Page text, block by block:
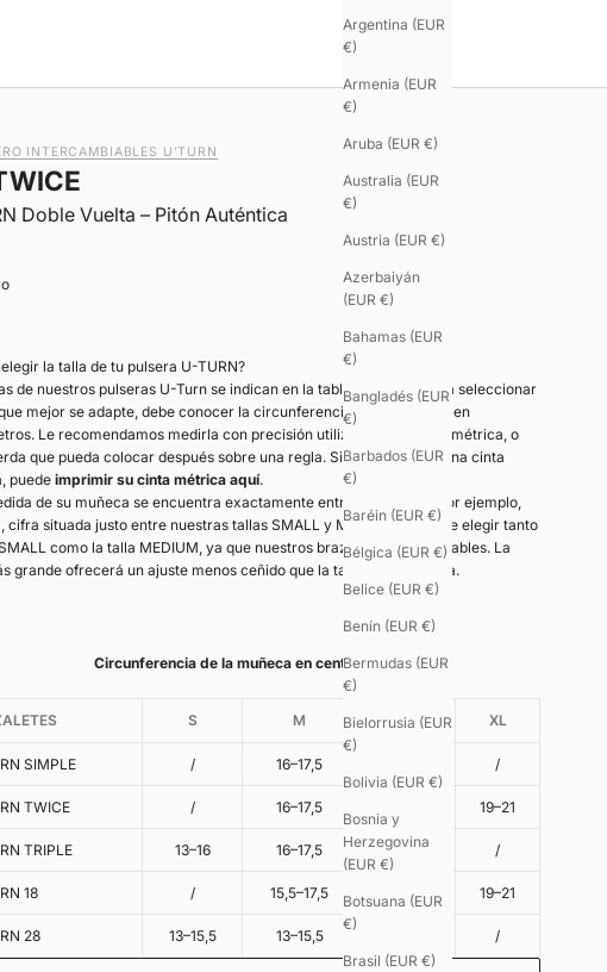
Argentina (EUR
€)
Armenia (EUR
€)
Aruba (EUR €)
Australia (EUR
€)
Austria (EUR €)
Azerbaiyán
(EUR €)
Bahamas (EUR
€)
Bangladés (EUR
€)
Barbados (EUR
€)
Baréin (EUR €)
Bélgica (EUR €)
Belice (EUR €)
Benín (EUR €)
Bermudas (EUR
€)
Bielorrusia (EUR
€)
Bolivia (EUR €)
Bosnia y
Herzegovina
(EUR €)
Botsuana (EUR
€)
Brasil (EUR €)
INTERCAMBIABLES U’TURN
Doble Vuelta – Pitón Auténtica
la talla de tu pulsera U-TURN?
de nuestros pulseras U-Turn se indican en la tabla siguiente. Para seleccionar
mejor se adapte, debe conocer la circunferencia de su muñeca en
Le recomendamos medirla con precisión utilizando una cinta métrica, o
que pueda colocar después sobre una regla. Si no dispone de una cinta
puede imprimir su cinta métrica aquí.
de su muñeca se encuentra exactamente entre dos tallas —por ejemplo,
cifra situada justo entre nuestras tallas SMALL y MEDIUM—, puede elegir tanto
como la talla MEDIUM, ya que nuestros brazaletes son ajustables. La
grande ofrecerá un ajuste menos ceñido que la talla más pequeña.
Circunferencia de la muñeca en centímetros
S M L XL
SIMPLE / 16–17,5 /
TWICE / 16–17,5 19–21
TRIPLE 13–16 16–17,5 / /
18 / 15,5–17,5 17,5–19 19–21
28 13–15,5 13–15,5 /